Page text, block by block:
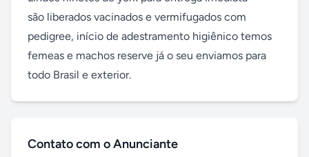
são liberados vacinados e vermifugados com
pedigree, início de adestramento higiênico temos
femeas e machos reserve já o seu enviamos para
todo Brasil e exterior.
Contato com o Anunciante